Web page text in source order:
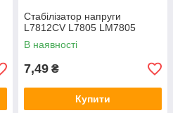
Стабілізатор напруги
L7812CV L7805 LM7805
В наявності
7,49 ₴
Купити